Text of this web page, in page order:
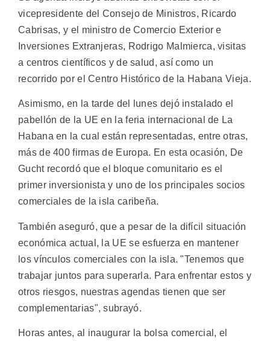
vicepresidente del Consejo de Ministros, Ricardo
Cabrisas, y el ministro de Comercio Exterior e
Inversiones Extranjeras, Rodrigo Malmierca, visitas
a centros científicos y de salud, así como un
recorrido por el Centro Histórico de la Habana Vieja.
Asimismo, en la tarde del lunes dejó instalado el
pabellón de la UE en la feria internacional de La
Habana en la cual están representadas, entre otras,
más de 400 firmas de Europa. En esta ocasión, De
Gucht recordó que el bloque comunitario es el
primer inversionista y uno de los principales socios
comerciales de la isla caribeña.
También aseguró, que a pesar de la difícil situación
económica actual, la UE se esfuerza en mantener
los vínculos comerciales con la isla. "Tenemos que
trabajar juntos para superarla. Para enfrentar estos y
otros riesgos, nuestras agendas tienen que ser
complementarias", subrayó.
Horas antes, al inaugurar la bolsa comercial, el